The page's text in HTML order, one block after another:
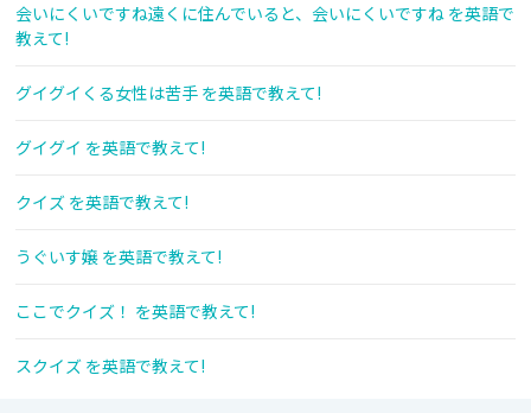
会いにくいですね遠くに住んでいると、会いにくいですね を英語で
教えて!
グイグイくる女性は苦手 を英語で教えて!
グイグイ を英語で教えて!
クイズ を英語で教えて!
うぐいす嬢 を英語で教えて!
ここでクイズ！ を英語で教えて!
スクイズ を英語で教えて!